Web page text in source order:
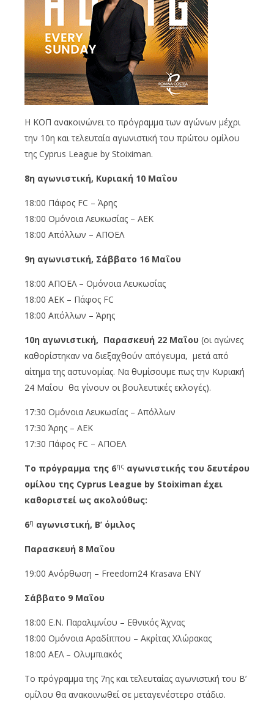
Η ΚΟΠ ανακοινώνει το πρόγραμμα των αγώνων μέχρι
την 10η και τελευταία αγωνιστική του πρώτου ομίλου
της Cyprus League by Stoiximan.
8η αγωνιστική, Κυριακή 10 Μαΐου
18:00 Πάφος FC – Άρης
18:00 Ομόνοια Λευκωσίας – ΑΕΚ
18:00 Απόλλων – ΑΠΟΕΛ
9η αγωνιστική, Σάββατο 16 Μαΐου
18:00 ΑΠΟΕΛ – Ομόνοια Λευκωσίας
18:00 ΑΕΚ – Πάφος FC
18:00 Απόλλων – Άρης
10η αγωνιστική, Παρασκευή 22 Μαΐου (οι αγώνες
καθορίστηκαν να διεξαχθούν απόγευμα, μετά από
αίτημα της αστυνομίας. Να θυμίσουμε πως την Κυριακή
24 Μαΐου θα γίνουν οι βουλευτικές εκλογές).
17:30 Ομόνοια Λευκωσίας – Απόλλων
17:30 Άρης – ΑΕΚ
17:30 Πάφος FC – ΑΠΟΕΛ
Το πρόγραμμα της 6ης αγωνιστικής του δευτέρου
ομίλου της Cyprus League by Stoiximan έχει
καθοριστεί ως ακολούθως:
6η αγωνιστική, B’ όμιλος
Παρασκευή 8 Μαΐου
19:00 Ανόρθωση – Freedom24 Krasava ΕΝΥ
Σάββατο 9 Μαΐου
18:00 Ε.Ν. Παραλιμνίου – Εθνικός Άχνας
18:00 Ομόνοια Αραδίππου – Ακρίτας Χλώρακας
18:00 ΑΕΛ – Ολυμπιακός
Το πρόγραμμα της 7ης και τελευταίας αγωνιστική του Β’
ομίλου θα ανακοινωθεί σε μεταγενέστερο στάδιο.